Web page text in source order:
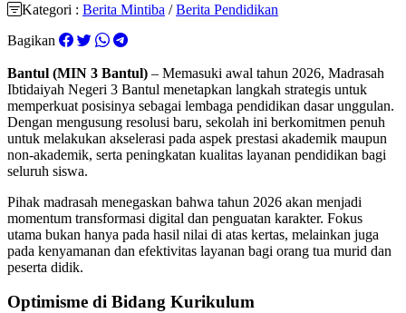
Kategori : Berita Mintiba /Berita Pendidikan
Bagikan
Bantul (MIN 3 Bantul) – Memasuki awal tahun 2026, Madrasah
Ibtidaiyah Negeri 3 Bantul menetapkan langkah strategis untuk
memperkuat posisinya sebagai lembaga pendidikan dasar unggulan.
Dengan mengusung resolusi baru, sekolah ini berkomitmen penuh
untuk melakukan akselerasi pada aspek prestasi akademik maupun
non-akademik, serta peningkatan kualitas layanan pendidikan bagi
seluruh siswa.
Pihak madrasah menegaskan bahwa tahun 2026 akan menjadi
momentum transformasi digital dan penguatan karakter. Fokus
utama bukan hanya pada hasil nilai di atas kertas, melainkan juga
pada kenyamanan dan efektivitas layanan bagi orang tua murid dan
peserta didik.
Optimisme di Bidang Kurikulum